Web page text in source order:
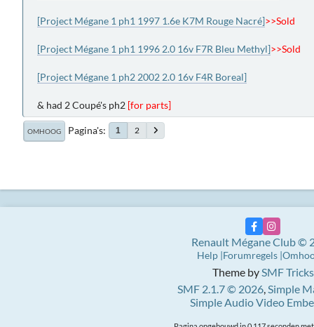
[Project Mégane 1 ph1 1997 1.6e K7M Rouge Nacré]>>Sold
[Project Mégane 1 ph1 1996 2.0 16v F7R Bleu Methyl]>>Sold
[Project Mégane 1 ph2 2002 2.0 16v F4R Boreal]
& had 2 Coupé's ph2 [for parts]
OMHOOG Pagina's 1 2
Theme bySMF Tricks
SMF 2.1.7 © 2026,Simple
Simple Audio Video
Renault Mégane Club ©
Help Forumregels